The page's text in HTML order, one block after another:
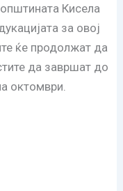
Кисела
за овој
ќе продолжат да
да завршат до
октомври.